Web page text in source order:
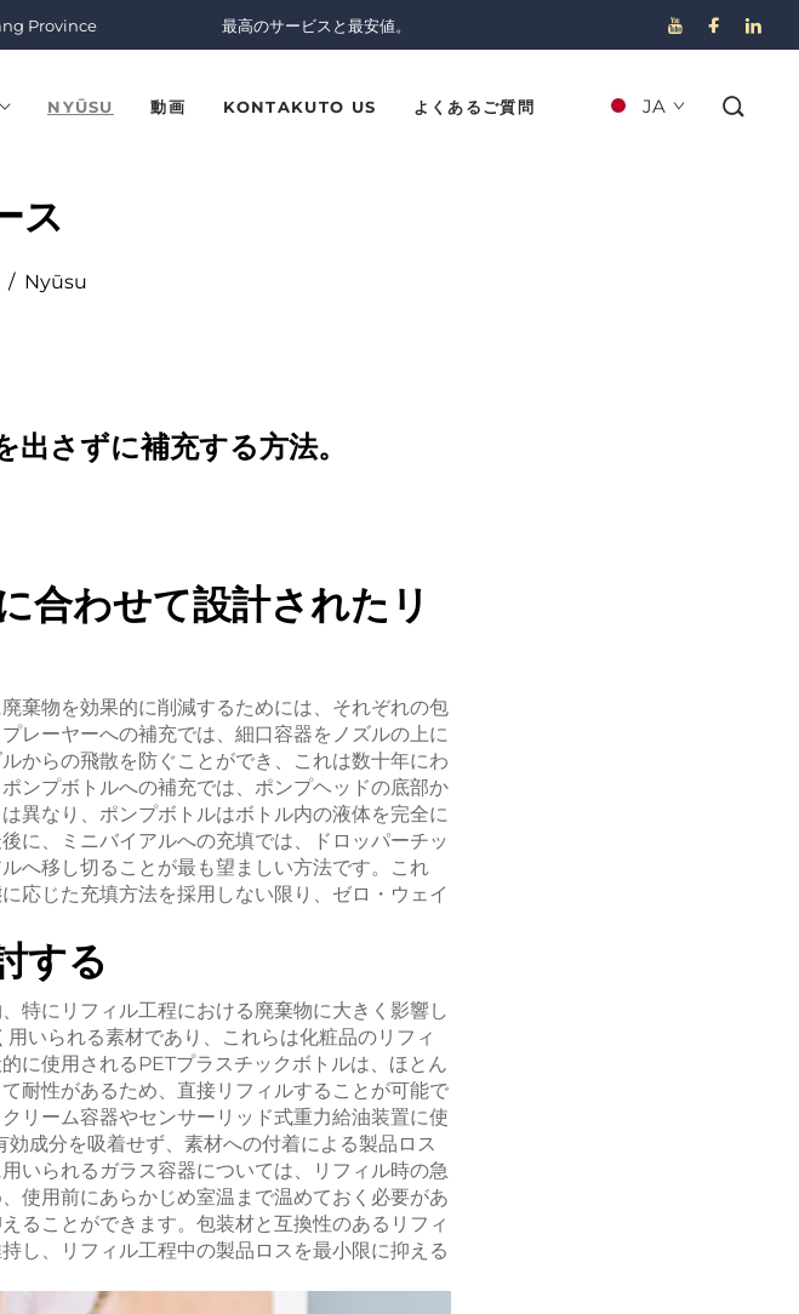
Province 最高のサービスと最安値。
NYŪSU 動画 KONTAKUTO US よくあるご質問 JA
/ Nyūsu
ス
さずに補充する方法。
合わせて設計されたリ
棄物を効果的に削減するためには、それぞれの包
レーヤーへの補充では、細口容器をノズルの上に
からの飛散を防ぐことができ、これは数十年にわ
ンプボトルへの補充では、ポンプヘッドの底部か
異なり、ポンプボトルはボトル内の液体を完全に
に、ミニバイアルへの充填では、ドロッパーチッ
へ移し切ることが最も望ましい方法です。これ
応じた充填方法を採用しない限り、ゼロ・ウェイ
する
特にリフィル工程における廃棄物に大きく影響し
いられる素材であり、これらは化粧品のリフィ
に使用されるPETプラスチックボトルは、ほとん
耐性があるため、直接リフィルすることが可能で
リーム容器やセンサーリッド式重力給油装置に使
成分を吸着せず、素材への付着による製品ロス
いられるガラス容器については、リフィル時の急
使用前にあらかじめ室温まで温めておく必要があ
ることができます。包装材と互換性のあるリフィ
し、リフィル工程中の製品ロスを最小限に抑える